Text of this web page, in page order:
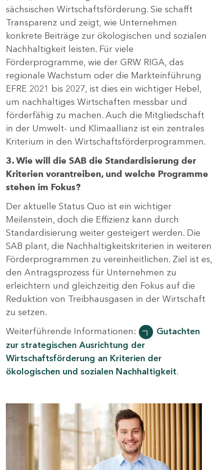
sächsischen Wirtschaftsförderung. Sie schafft
Transparenz und zeigt, wie Unternehmen
konkrete Beiträge zur ökologischen und sozialen
Nachhaltigkeit leisten. Für viele
Förderprogramme, wie der GRW RIGA, das
regionale Wachstum oder die Markteinführung
EFRE 2021 bis 2027, ist dies ein wichtiger Hebel,
um nachhaltiges Wirtschaften messbar und
förderfähig zu machen. Auch die Mitgliedschaft
in der Umwelt- und Klimaallianz ist ein zentrales
Kriterium in den Wirtschaftsförderprogrammen.
3. Wie will die SAB die Standardisierung der
Kriterien vorantreiben, und welche Programme
stehen im Fokus?
Der aktuelle Status Quo ist ein wichtiger
Meilenstein, doch die Effizienz kann durch
Standardisierung weiter gesteigert werden. Die
SAB plant, die Nachhaltigkeitskriterien in weiteren
Förderprogrammen zu vereinheitlichen. Ziel ist es,
den Antragsprozess für Unternehmen zu
erleichtern und gleichzeitig den Fokus auf die
Reduktion von Treibhausgasen in der Wirtschaft
zu setzen.
Weiterführende Informationen:
Gutachten
zur strategischen Ausrichtung der
Wirtschaftsförderung an Kriterien der
ökologischen und sozialen Nachhaltigkeit.